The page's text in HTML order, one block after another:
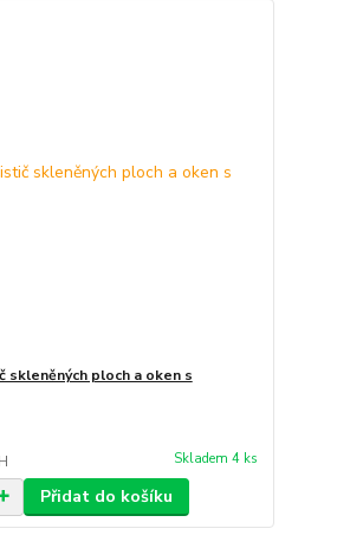
skleněných ploch a oken s
Skladem 4 ks
Přidat do košíku